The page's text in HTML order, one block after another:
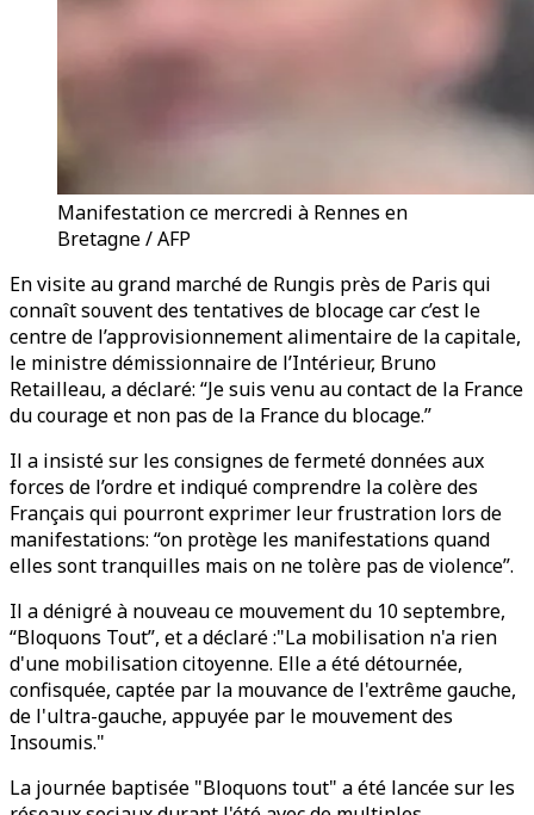
Manifestation ce mercredi à Rennes en
Bretagne / AFP
En visite au grand marché de Rungis près de Paris qui
connaît souvent des tentatives de blocage car c’est le
centre de l’approvisionnement alimentaire de la capitale,
le ministre démissionnaire de l’Intérieur, Bruno
Retailleau, a déclaré: “Je suis venu au contact de la France
du courage et non pas de la France du blocage.”
Il a insisté sur les consignes de fermeté données aux
forces de l’ordre et indiqué comprendre la colère des
Français qui pourront exprimer leur frustration lors de
manifestations: “on protège les manifestations quand
elles sont tranquilles mais on ne tolère pas de violence”.
Il a dénigré à nouveau ce mouvement du 10 septembre,
“Bloquons Tout”, et a déclaré :"La mobilisation n'a rien
d'une mobilisation citoyenne. Elle a été détournée,
confisquée, captée par la mouvance de l'extrême gauche,
de l'ultra-gauche, appuyée par le mouvement des
Insoumis."
La journée baptisée "Bloquons tout" a été lancée sur les